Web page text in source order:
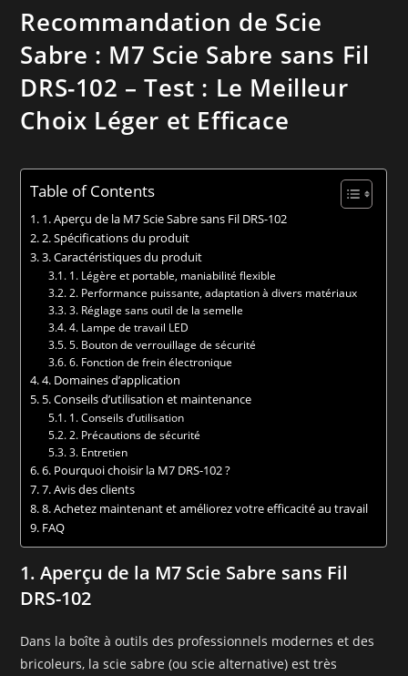
Recommandation de Scie
Sabre : M7 Scie Sabre sans Fil
DRS-102 – Test : Le Meilleur
Choix Léger et Efficace
Table of Contents
1. Aperçu de la M7 Scie Sabre sans Fil DRS-102
2. Spécifications du produit
3. Caractéristiques du produit
1. Légère et portable, maniabilité flexible
2. Performance puissante, adaptation à divers matériaux
3. Réglage sans outil de la semelle
4. Lampe de travail LED
5. Bouton de verrouillage de sécurité
6. Fonction de frein électronique
4. Domaines d’application
5. Conseils d’utilisation et maintenance
1. Conseils d’utilisation
2. Précautions de sécurité
3. Entretien
6. Pourquoi choisir la M7 DRS-102 ?
7. Avis des clients
8. Achetez maintenant et améliorez votre efficacité au travail
FAQ
1. Aperçu de la M7 Scie Sabre sans Fil
DRS-102
Dans la boîte à outils des professionnels modernes et des
bricoleurs, la scie sabre (ou scie alternative) est très